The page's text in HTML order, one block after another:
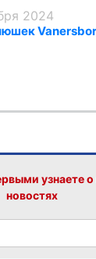
2024
узнаете о
новостях